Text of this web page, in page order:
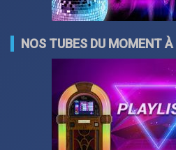
NOS TUBES DU MOMENT À